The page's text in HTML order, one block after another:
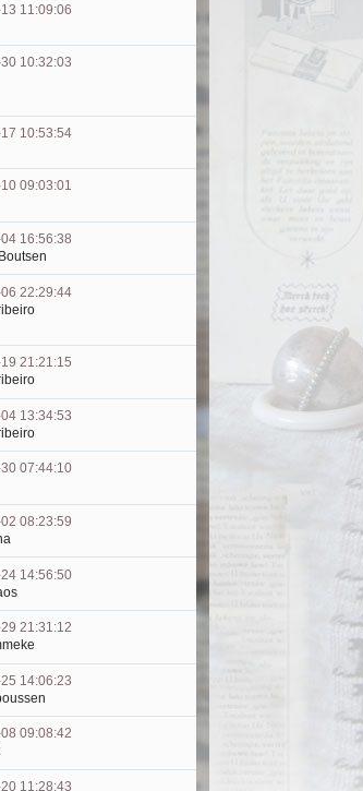
11:09:06
10:32:03
10:53:54
09:03:01
16:56:38
22:29:44
21:21:15
13:34:53
07:44:10
08:23:59
14:56:50
21:31:12
14:06:23
09:08:42
11:28:43